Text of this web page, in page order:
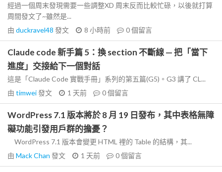
經過一個周末發現需要一些調整XD 周末反而比較忙碌，以後就打算
周間發文了~雖然是...
由 duckravel48 發文 8 小時前 0個留言
Claude code 新手篇 5：換 section 不斷線 — 把「當下
進度」交接給下一個對話
這是「Claude Code 實戰手冊」系列的第五篇(G5)。G3 講了 CL...
由 timwei發文 1 天前 0個留言
WordPress 7.1 版本將於 8 月 19 日發布，其中表格無障
礙功能引發用戶群的擔憂？
WordPress 7.1 版本會變更 HTML 裡的 Table 的結構，其...
由 Mack Chan 發文 1 天前 0個留言